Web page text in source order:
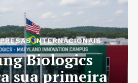
INTERNACIONAIS
Biologics
sua primeira